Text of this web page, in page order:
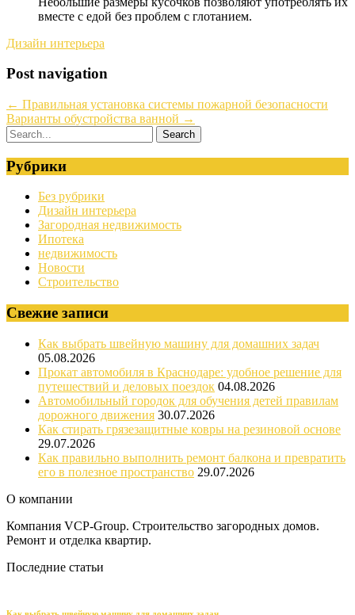
вместе с едой без проблем с глотанием.
Дизайн интерьера
Post navigation
← Правильная установка системы пожарной безопасности
Варианты обустройства ванной →
Рубрики
Без рубрики
Дизайн интерьера
Загородная недвижимость
Ипотека
недвижимость
Новости
Строительство
Свежие записи
Как выбрать швейную машину для домашних задач
05.08.2026
Прокат автомобиля в Краснодаре: удобное решение для
путешествий и деловых поездок 04.08.2026
Автомобильный городок для обучения детей правилам
дорожного движения 30.07.2026
Как стирать грязезащитные ковры на резиновой основе
29.07.2026
Как правильно выполнить ремонт балкона и превратить
его в полезное пространство 29.07.2026
О компании
Компания VCP-Group. Строительство загородных домов.
Ремонт и отделка квартир.
Последние статьи